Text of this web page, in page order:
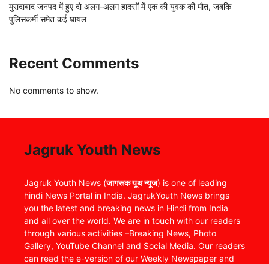
मुरादाबाद जनपद में हुए दो अलग-अलग हादसों में एक की युवक की मौत, जबकि
पुलिसकर्मी समेत कई घायल
Recent Comments
No comments to show.
Jagruk Youth News
Jagruk Youth News (जागरूक यूथ न्यूज) is one of leading
hindi News Portal in India. JagrukYouth News brings
you the latest and breaking news in Hindi from India
and all over the world. We are in touch with our readers
through various activities –Breaking News, Photo
Gallery, YouTube Channel and Social Media. Our readers
can read the e-version of our Weekly Newspaper and